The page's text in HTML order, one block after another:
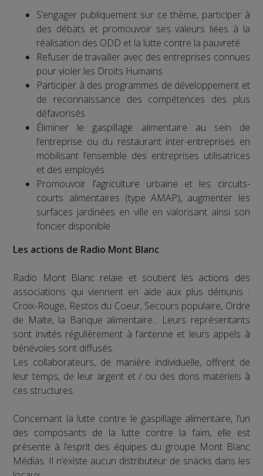
S’engager publiquement sur ce thème, participer à
des débats et promouvoir ses valeurs liées à la
réalisation des ODD et la lutte contre la pauvreté
Refuser de travailler avec des entreprises connues
pour violer les Droits Humains
Participer à des programmes de développement et
de reconnaissance des compétences des plus
défavorisés
Éliminer le gaspillage alimentaire au sein de
l’entreprise ou du restaurant inter-entreprises en
mobilisant l’ensemble des entreprises utilisatrices
et des employés
Promouvoir l’agriculture urbaine et les circuits-
courts alimentaires (type AMAP), augmenter les
surfaces jardinées en ville en valorisant ainsi son
foncier disponible
Les actions de Radio Mont Blanc
Radio Mont Blanc relaie et soutient les actions des
associations qui viennent en aide aux plus démunis :
Croix-Rouge, Restos du Coeur, Secours populaire, Ordre
de Malte, la Banque alimentaire... Leurs représentants
sont invités régulièrement à l’antenne et leurs appels à
bénévoles sont diffusés.
Les collaborateurs, de manière individuelle, offrent de
leur temps, de leur argent et / ou des dons matériels à
ces structures.
Concernant la lutte contre le gaspillage alimentaire, l’un
des composants de la lutte contre la faim, elle est
présente à l’esprit des équipes du groupe Mont Blanc
Médias. Il n’existe aucun distributeur de snacks dans les